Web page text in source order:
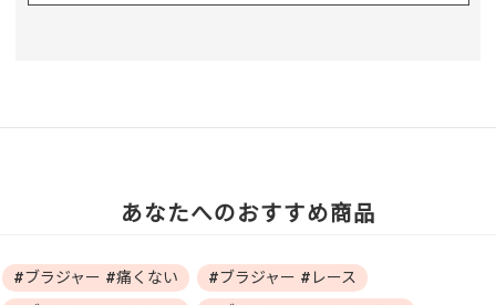
あなたへのおすすめ商品
#ブラジャー #痛くない
#ブラジャー #レース